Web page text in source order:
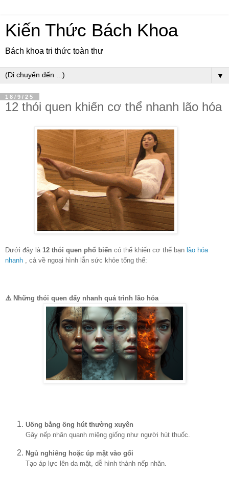
Kiến Thức Bách Khoa
Bách khoa tri thức toàn thư
▼
18/9/25
12 thói quen khiến cơ thể nhanh lão hóa
Dưới đây là 12 thói quen phổ biến có thể khiến cơ thể bạn lão hóa
nhanh , cả về ngoại hình lẫn sức khỏe tổng thể:
⚠️ Những thói quen đẩy nhanh quá trình lão hóa
Uống bằng ống hút thường xuyên
Gây nếp nhăn quanh miệng giống như người hút thuốc.
Ngủ nghiêng hoặc úp mặt vào gối
Tạo áp lực lên da mặt, dễ hình thành nếp nhăn.